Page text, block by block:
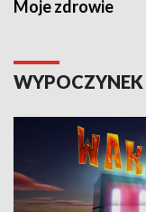
Moje zdrowie
WYPOCZYNEK